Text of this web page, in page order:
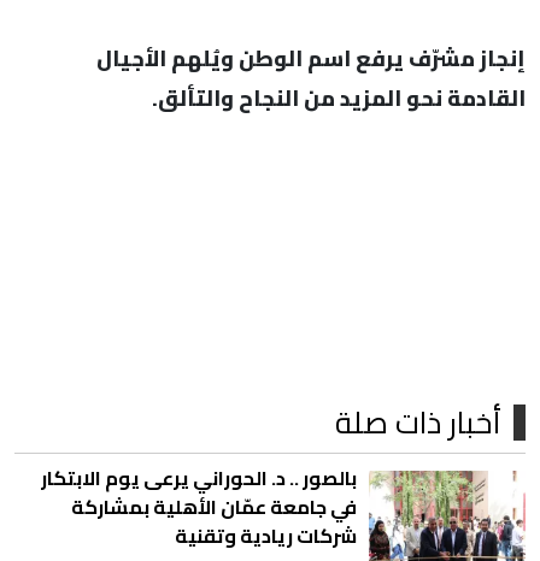
إنجاز مشرّف يرفع اسم الوطن ويُلهم الأجيال
القادمة نحو المزيد من النجاح والتألق.
أخبار ذات صلة
بالصور .. د. الحوراني يرعى يوم الابتكار
في جامعة عمّان الأهلية بمشاركة
شركات ريادية وتقنية